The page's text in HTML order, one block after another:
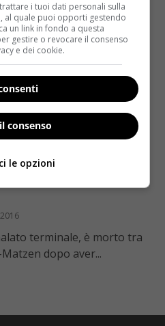
di incontrare Babbo
terminale, è morto tra
dopo aver...
i tuoi dati personali sulla
al quale puoi opporti gestendo
un link in fondo a questa
gestire o revocare il consenso
e dei cookie.
consenso
le opzioni